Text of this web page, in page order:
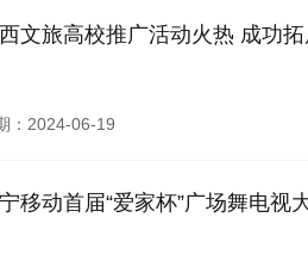
文旅高校推广活动火热 成功
：2024-06-19
移动首届“爱家杯”广场舞电视